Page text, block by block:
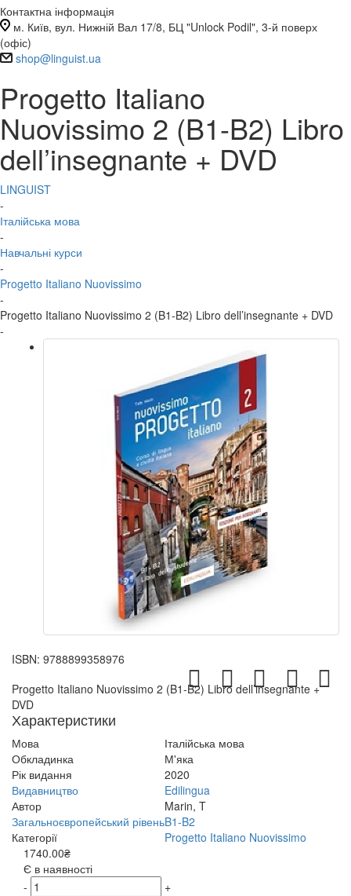
Контактна інформація
м. Київ, вул. Нижній Вал 17/8, БЦ "Unlock Podil", 3-й поверх
(офіс)
shop@linguist.ua
Progetto Italiano
Nuovissimo 2 (B1-B2) Libro
dell’insegnante + DVD
LINGUIST
-
Італійська мова
-
Навчальні курси
-
Progetto Italiano Nuovissimo
-
Progetto Italiano Nuovissimo 2 (B1-B2) Libro dell’insegnante + DVD
-
ISBN: 9788899358976
Progetto Italiano Nuovissimo 2 (B1-B2) Libro dell’insegnante +
DVD
Характеристики
Мова
Італійська мова
Обкладинка
М'яка
Рік видання
2020
Видавництво
Edilingua
Автор
Marin, T
Загальноєвропейський рівеньB1-B2
Категорії
Progetto Italiano Nuovissimo
1740.00₴
Є в наявності
-
+